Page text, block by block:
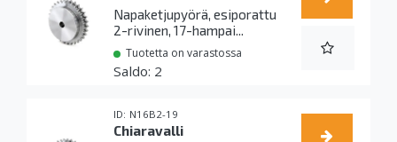
Napaketjupyörä, esiporattu
2-rivinen, 17-hampai...
Tuotetta on varastossa
2
N16B2-19
Chiaravalli